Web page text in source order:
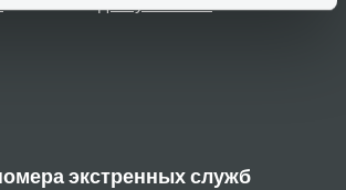
экстренных служб